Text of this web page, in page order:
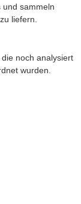
und sammeln
liefern.
noch analysiert
wurden.